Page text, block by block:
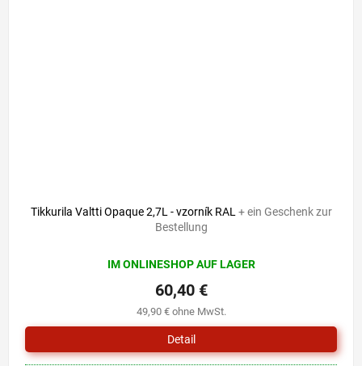
Tikkurila Valtti Opaque 2,7L - vzorník RAL + ein Geschenk zur
Bestellung
IM ONLINESHOP AUF LAGER
49,90 € ohne MwSt.
60,40 €
Detail